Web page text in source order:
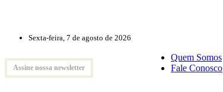
Sexta-feira, 7 de agosto de 2026
Assine nossa newsletter
Quem Somos
Fale Conosco